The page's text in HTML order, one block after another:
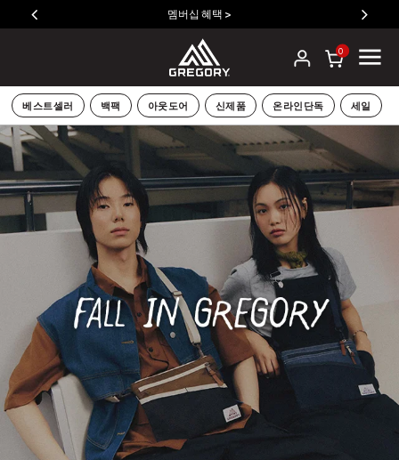
멤버십 혜택 >
0
베스트셀러 백팩 아웃도어 신제품 온라인단독 세일